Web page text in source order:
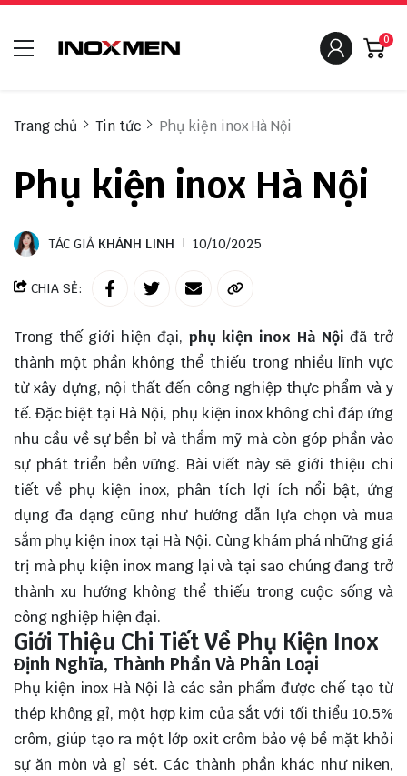
0
Trang chủ Tin tức Phụ kiện inox Hà Nội
Phụ kiện inox Hà Nội
TÁC GIẢ KHÁNH LINH 10/10/2025
CHIA SẺ:
Trong thế giới hiện đại, phụ kiện inox Hà Nội đã trở
thành một phần không thể thiếu trong nhiều lĩnh vực
từ xây dựng, nội thất đến công nghiệp thực phẩm và y
tế. Đặc biệt tại Hà Nội, phụ kiện inox không chỉ đáp ứng
nhu cầu về sự bền bỉ và thẩm mỹ mà còn góp phần vào
sự phát triển bền vững. Bài viết này sẽ giới thiệu chi
tiết về phụ kiện inox, phân tích lợi ích nổi bật, ứng
dụng đa dạng cũng như hướng dẫn lựa chọn và mua
sắm phụ kiện inox tại Hà Nội. Cùng khám phánhững giá
trị mà phụ kiện inox mang lại và tại sao chúng đang trở
thành xu hướng không thể thiếu trong cuộc sống và
công nghiệp hiện đại.
Giới Thiệu Chi Tiết Về Phụ Kiện Inox
Định Nghĩa, Thành Phần Và Phân Loại
Phụ kiện inox Hà Nội là các sản phẩm được chế tạo từ
thép không gỉ, một hợp kim của sắt với tối thiểu 10.5%
crôm, giúp tạo ra một lớp oxit crôm bảo vệ bề mặt khỏi
sự ăn mòn và gỉ sét. Các thành phần khác như niken,